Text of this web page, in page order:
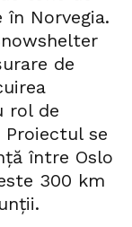
Norvegia.
de
rol de
se
între Oslo
300 km